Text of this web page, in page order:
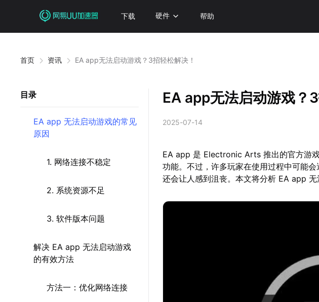
下载 硬件 帮助
首页 资讯 EA app无法启动游戏？3招轻松解决！
目录
EA app 无法启动游戏的常见
原因
1. 网络连接不稳定
2. 系统资源不足
3. 软件版本问题
解决 EA app 无法启动游戏
的有效方法
方法一：优化网络连接
EA app无法启动游戏？
2025-07-14
EA app 是 Electronic Arts 推出的官方游
功能。不过，许多玩家在使用过程中可能
还会让人感到沮丧。本文将分析 EA app